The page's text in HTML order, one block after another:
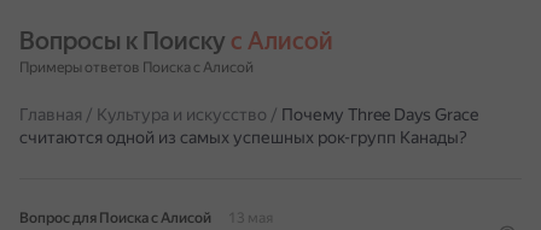
Вопросы к Поиску с Алисой
Примеры ответов Поиска с Алисой
Главная / Культура и искусство / Почему Three Days Grace
считаются одной из самых успешных рок-групп Канады?
Вопрос для Поиска с Алисой
13 мая